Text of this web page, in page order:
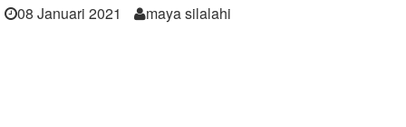
08 Januari 2021 maya silalahi